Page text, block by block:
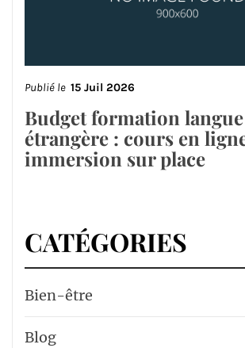
Publié le 15 Juil 2026
Budget formation langue
étrangère : cours en
immersion sur place
CATÉGORIES
Bien-être
Blog